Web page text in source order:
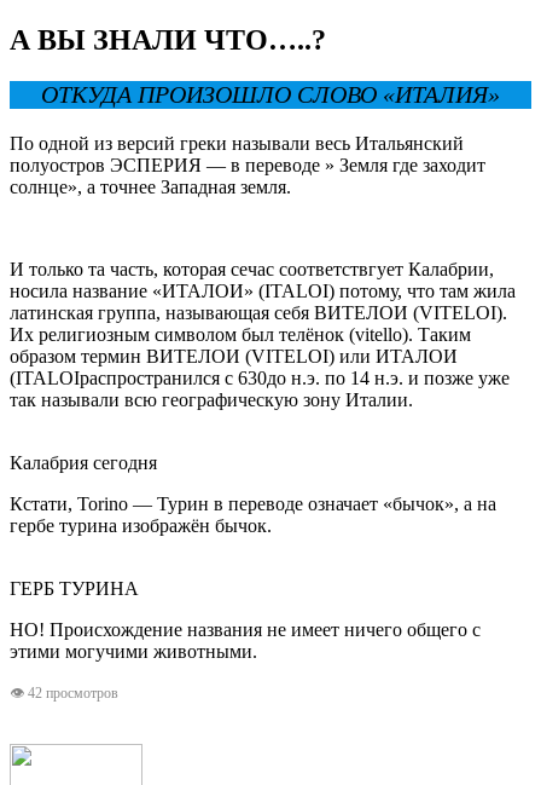
А ВЫ ЗНАЛИ ЧТО…..?
ОТКУДА ПРОИЗОШЛО СЛОВО «ИТАЛИЯ»
По одной из версий греки называли весь Итальянский
полуостров ЭСПЕРИЯ — в переводе » Земля где заходит
солнце», а точнее Западная земля.
И только та часть, которая сечас соответствгует Калабрии,
носила название «ИТАЛОИ» (ITALOI) потому, что там жила
латинская группа, называющая себя ВИТЕЛОИ (VITELOI).
Их религиозным символом был телёнок (vitello). Таким
образом термин ВИТЕЛОИ (VITELOI) или ИТАЛОИ
(ITALOIраспространился с 630до н.э. по 14 н.э. и позже уже
так называли всю географическую зону Италии.
Калабрия сегодня
Кстати, Torino — Турин в переводе означает «бычок», а на
гербе турина изображён бычок.
ГЕРБ ТУРИНА
НО! Происхождение названия не имеет ничего общего с
этими могучими животными.
👁 42 просмотров